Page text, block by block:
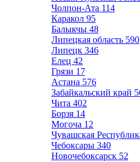
Чолпон-Ата 114
Каракол 95
Балыкчы 48
Липецкая область 590
Липецк 346
Елец 42
Грязи 17
Астана 576
Забайкальский край
Чита 402
Борзя 14
Могоча 12
Чувашская
Чебоксары 340
Новочебоксарск 52